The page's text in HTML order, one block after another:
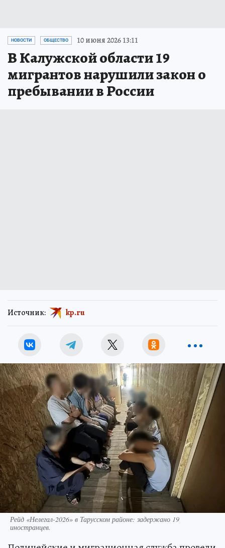
НОВОСТИ ОБЩЕСТВО 10 июня 2026 13:11
В Калужской области 19
мигрантов нарушили закон о
пребывании в России
Источник: kp.ru
Рейд «Нелегал-2026» в Тарусском районе: задержано 19
иностранцев.